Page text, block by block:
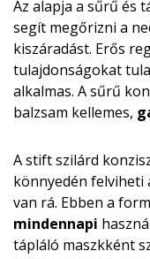
Az alapja a sűrű és
segít megőrizni a
kiszáradást. Erős
tulajdonságokat
alkalmas. A sűrű
balzsam kellemes,
A stift szilárd
könnyedén felviheti
van rá. Ebben a
mindennapi
tápláló maszkként